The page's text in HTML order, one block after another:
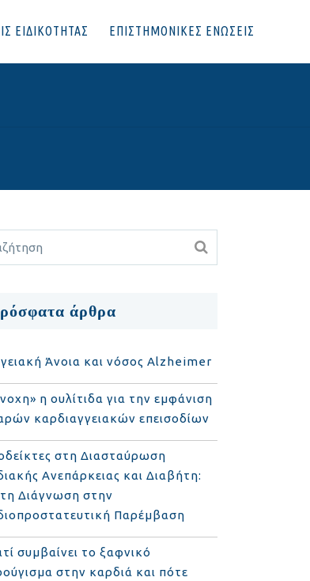
ΕΙΔΙΚΟΤΗΤΑΣ ΕΠΙΣΤΗΜΟΝΙΚΕΣ ΕΝΩΣΕΙΣ
άρθρα
Άνοια και νόσος Alzheimer
η ουλίτιδα για την εμφάνιση
καρδιαγγειακών επεισοδίων
στη Διασταύρωση
Ανεπάρκειας και Διαβήτη:
Διάγνωση στην
Παρέμβαση
συμβαίνει το ξαφνικό
στην καρδιά και πότε